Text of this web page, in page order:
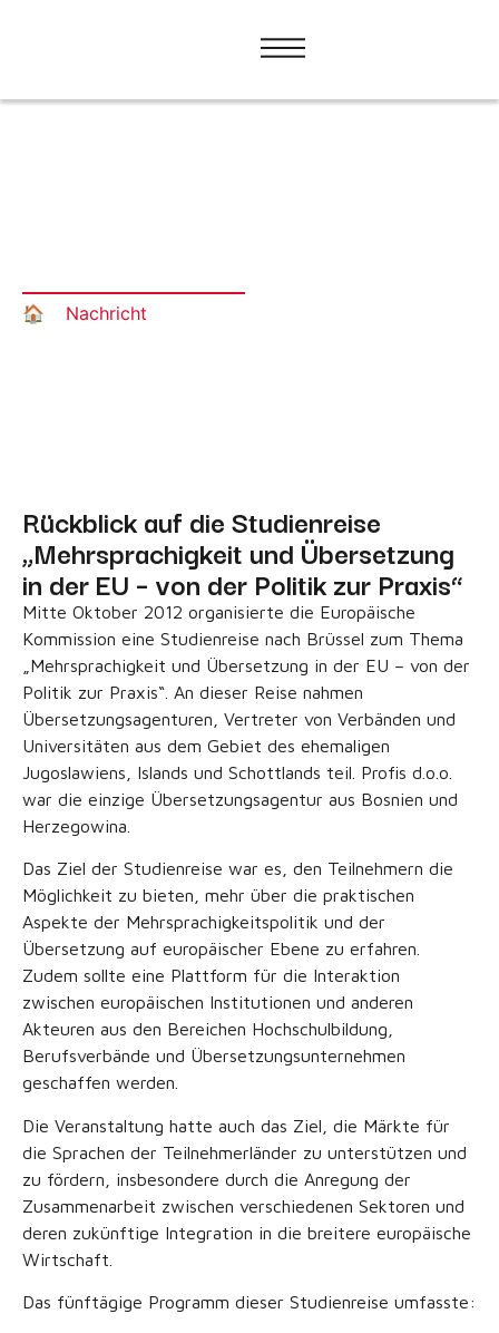
🏠︎ Nachricht
Rückblick auf die Studienreise
„Mehrsprachigkeit und Übersetzung
in der EU – von der Politik zur Praxis“
Mitte Oktober 2012 organisierte die Europäische
Kommission eine Studienreise nach Brüssel zum Thema
„Mehrsprachigkeit und Übersetzung in der EU – von der
Politik zur Praxis“. An dieser Reise nahmen
Übersetzungsagenturen, Vertreter von Verbänden und
Universitäten aus dem Gebiet des ehemaligen
Jugoslawiens, Islands und Schottlands teil. Profis d.o.o.
war die einzige Übersetzungsagentur aus Bosnien und
Herzegowina.
Das Ziel der Studienreise war es, den Teilnehmern die
Möglichkeit zu bieten, mehr über die praktischen
Aspekte der Mehrsprachigkeitspolitik und der
Übersetzung auf europäischer Ebene zu erfahren.
Zudem sollte eine Plattform für die Interaktion
zwischen europäischen Institutionen und anderen
Akteuren aus den Bereichen Hochschulbildung,
Berufsverbände und Übersetzungsunternehmen
geschaffen werden.
Die Veranstaltung hatte auch das Ziel, die Märkte für
die Sprachen der Teilnehmerländer zu unterstützen und
zu fördern, insbesondere durch die Anregung der
Zusammenarbeit zwischen verschiedenen Sektoren und
deren zukünftige Integration in die breitere europäische
Wirtschaft.
Das fünftägige Programm dieser Studienreise umfasste: